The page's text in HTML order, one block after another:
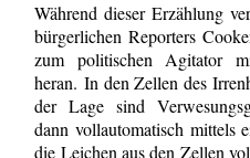
Während dieser Erzählung
bürgerlichen Reporters
zum politischen Agitator
heran. In den Zellen des
der Lage sind
dann vollautomatisch mittels
die Leichen aus den Zellen